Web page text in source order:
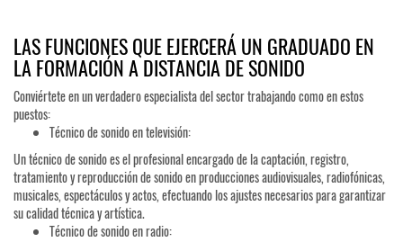
LAS FUNCIONES QUE EJERCERÁ UN GRADUADO EN
LA FORMACIÓN A DISTANCIA DE SONIDO
Conviértete en un verdadero especialista del sector trabajando como en estos
puestos:
Técnico de sonido en televisión:
Un técnico de sonido es el profesional encargado de la captación, registro,
tratamiento y reproducción de sonido en producciones audiovisuales, radiofónicas,
musicales, espectáculos y actos, efectuando los ajustes necesarios para garantizar
su calidad técnica y artística.
Técnico de sonido en radio: